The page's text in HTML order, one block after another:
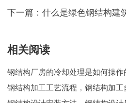
下一篇： 什么是绿色钢结构建
相关阅读
钢结构厂房的冷却处理是如何操作